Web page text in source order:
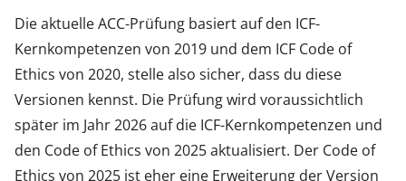
Die aktuelle ACC-Prüfung basiert auf den ICF-
Kernkompetenzen von 2019 und dem ICF Code of
Ethics von 2020, stelle also sicher, dass du diese
Versionen kennst. Die Prüfung wird voraussichtlich
später im Jahr 2026 auf die ICF-Kernkompetenzen und
den Code of Ethics von 2025 aktualisiert. Der Code of
Ethics von 2025 ist eher eine Erweiterung der Version